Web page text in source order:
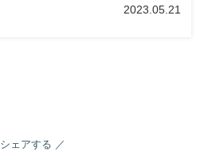
2023.05.21
シェアする